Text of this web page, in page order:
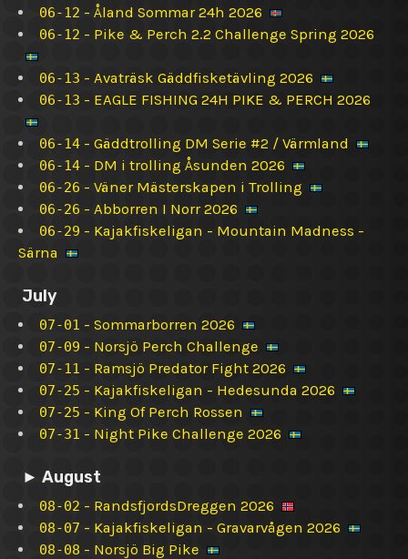
06-12 - Åland Sommar 24h 2026
06-12 - Pike & Perch 2.2 Challenge Spring 2026
06-13 - Avaträsk Gäddfisketävling 2026
06-13 - EAGLE FISHING 24H PIKE & PERCH 2026
06-14- Gäddtrolling DM Serie #2 / Värmland
06-14- DM i trolling Åsunden 2026
06-26 - Väner Mästerskapen i Trolling
06-26 - Abborren I Norr 2026
06-29 - Kajakfiskeligan - Mountain Madness -
Särna
July
07-01 - Sommarborren 2026
07-09 - Norsjö Perch Challenge
07-11 - Ramsjö Predator Fight 2026
07-25 - Kajakfiskeligan - Hedesunda 2026
07-25 - King Of Perch Rossen
07-31 - Night Pike Challenge 2026
► August
08-02 - RandsfjordsDreggen 2026
08-07 - Kajakfiskeligan - Gravarvågen 2026
08-08 - Norsjö Big Pike